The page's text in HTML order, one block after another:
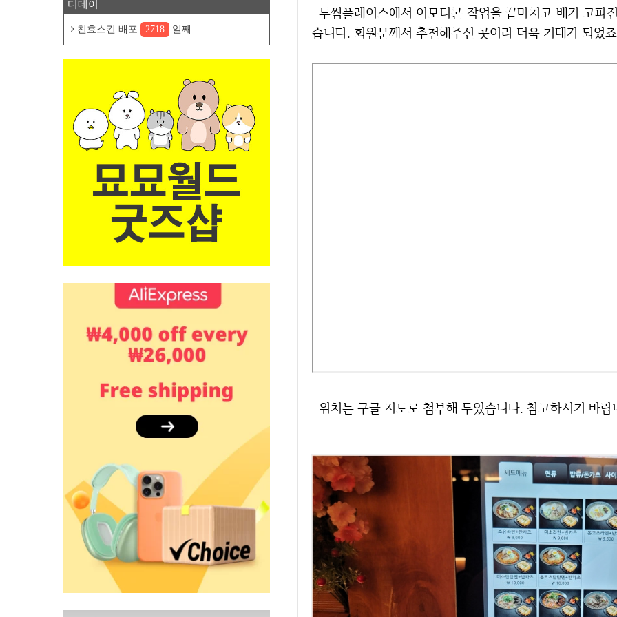
투썸플레이스에서 이모티콘 작업을 끝마치고 배가 고파진 우리들은 근처 쇼부라멘 음식점으로 들어왔
습니다. 회원분께서 추천해주신 곳이라 더욱 기대가 되었
위치는 구글 지도로 첨부해 두었습니다. 참고하시기 바랍
디데이
친효스킨 배포 2718 일째